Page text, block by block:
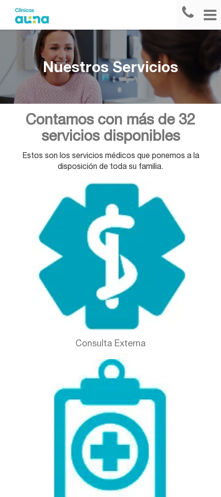
Nuestros Servicios
Contamos con más de 32
servicios disponibles
Estos son los servicios médicos que ponemos a la
disposición de toda su familia.
Consulta Externa